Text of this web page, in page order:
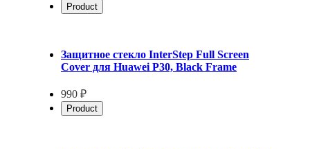
Product
Защитное стекло InterStep Full Screen
Cover для Huawei P30, Black Frame
990 ₽
Product